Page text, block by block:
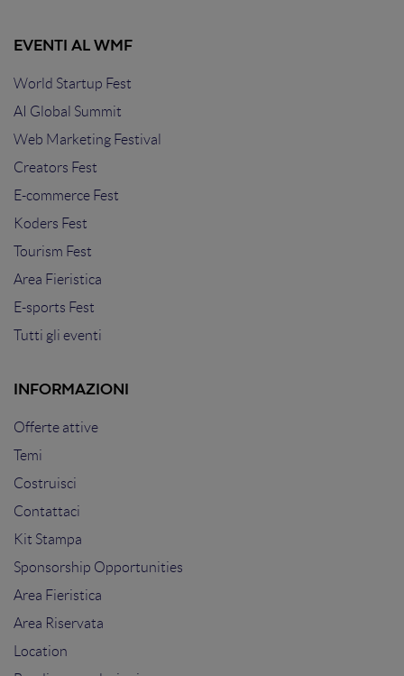
EVENTI AL WMF
World Startup Fest
AI Global Summit
Web Marketing Festival
Creators Fest
E-commerce Fest
Koders Fest
Tourism Fest
Area Fieristica
E-sports Fest
Tutti gli eventi
INFORMAZIONI
Offerte attive
Temi
Costruisci
Contattaci
Kit Stampa
Sponsorship Opportunities
Area Fieristica
Area Riservata
Location